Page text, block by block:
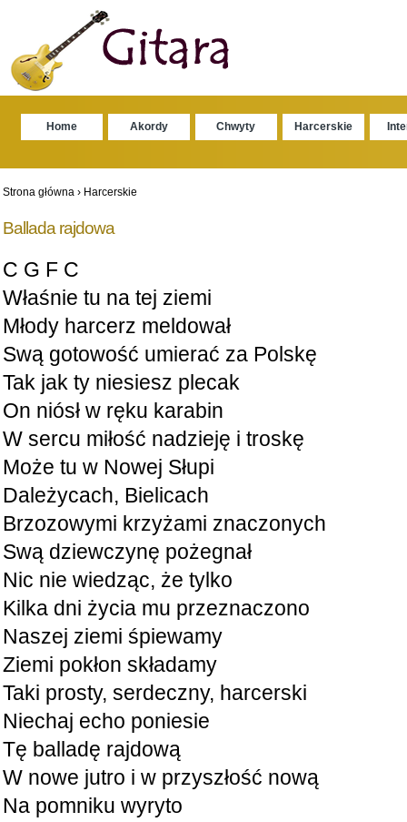
Home Akordy Chwyty Harcerskie
Strona główna› Harcerskie
Ballada rajdowa
C G F C
Właśnie tu na tej ziemi
Młody harcerz meldował
Swą gotowość umierać za Polskę
Tak jak ty niesiesz plecak
On niósł w ręku karabin
W sercu miłość nadzieję i troskę
Może tu w Nowej Słupi
Dależycach, Bielicach
Brzozowymi krzyżami znaczonych
Swą dziewczynę pożegnał
Nic nie wiedząc, że tylko
Kilka dni życia mu przeznaczono
Naszej ziemi śpiewamy
Ziemi pokłon składamy
Taki prosty, serdeczny, harcerski
Niechaj echo poniesie
Tę balladę rajdową
W nowe jutro i w przyszłość nową
Na pomniku wyryto